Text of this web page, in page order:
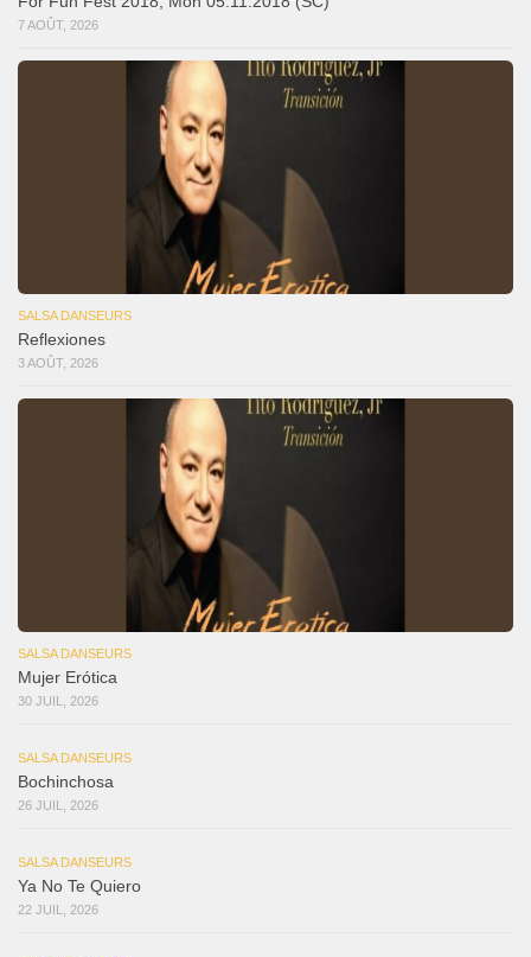
7 AOÛT, 2026
SALSA DANSEURS
Reflexiones
3 AOÛT, 2026
SALSA DANSEURS
Mujer Erótica
30 JUIL, 2026
SALSA DANSEURS
Bochinchosa
26 JUIL, 2026
SALSA DANSEURS
Ya No Te Quiero
22 JUIL, 2026